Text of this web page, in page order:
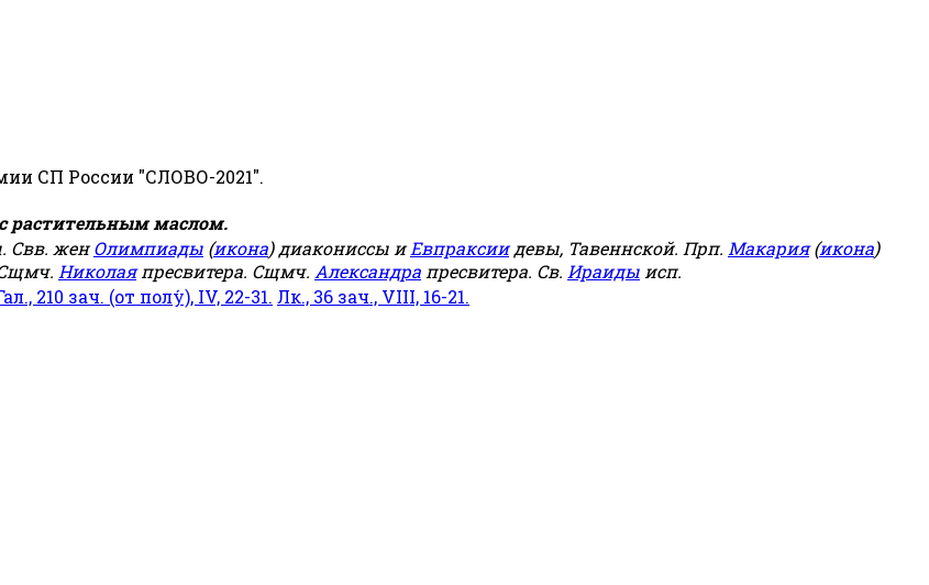
СП России "СЛОВО-2021".
растительным маслом.
Свв. женОлимпиады (икона) диакониссы иЕвпраксиидевы, Тавеннской. Прп. Макария(икона)
Николаяпресвитера. Сщмч. Александра пресвитера. Св. Ираиды исп.
210 зач. (от полу́), IV, 22-31. Лк., 36 зач., VIII, 16-21.